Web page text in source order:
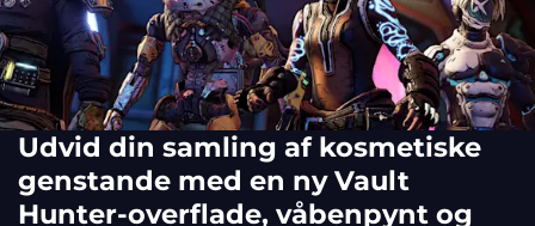
Udvid din samling af kosmetiske
genstande med en ny Vault
Hunter-overflade, våbenpynt og